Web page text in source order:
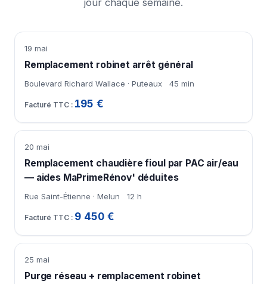
jour chaque semaine.
19 mai
Remplacement robinet arrêt général
Boulevard Richard Wallace · Puteaux 45 min
195 €
20 mai
Remplacement chaudière fioul par PAC air/eau
— aides MaPrimeRénov' déduites
Rue Saint-Étienne · Melun 12 h
9 450 €
25 mai
Purge réseau + remplacement robinet